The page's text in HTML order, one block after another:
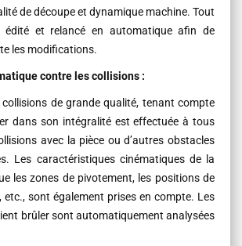
de découpe et dynamique machine. Tout
édité et relancé en automatique afin de
les modifications.
contre les collisions :
collisions de grande qualité, tenant compte
dans son intégralité est effectuée à tous
avec la pièce ou d’autres obstacles
Les caracté­ristiques cinématiques de la
les zones de pivotement, les posi­tions de
etc., sont également prises en compte. Les
brûler sont automatiquement analysées